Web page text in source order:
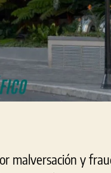
malversación y